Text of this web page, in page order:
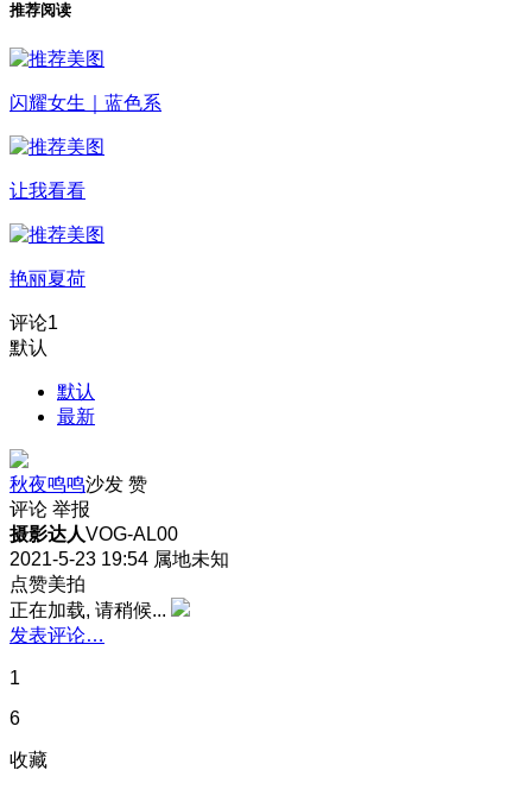
推荐阅读
闪耀女生｜蓝色系
让我看看
艳丽夏荷
评论1
默认
默认
最新
秋夜鸣鸣沙发 赞
评论 举报
摄影达人VOG-AL00
2021-5-23 19:54 属地未知
点赞美拍
正在加载, 请稍候...
发表评论…
1
6
收藏